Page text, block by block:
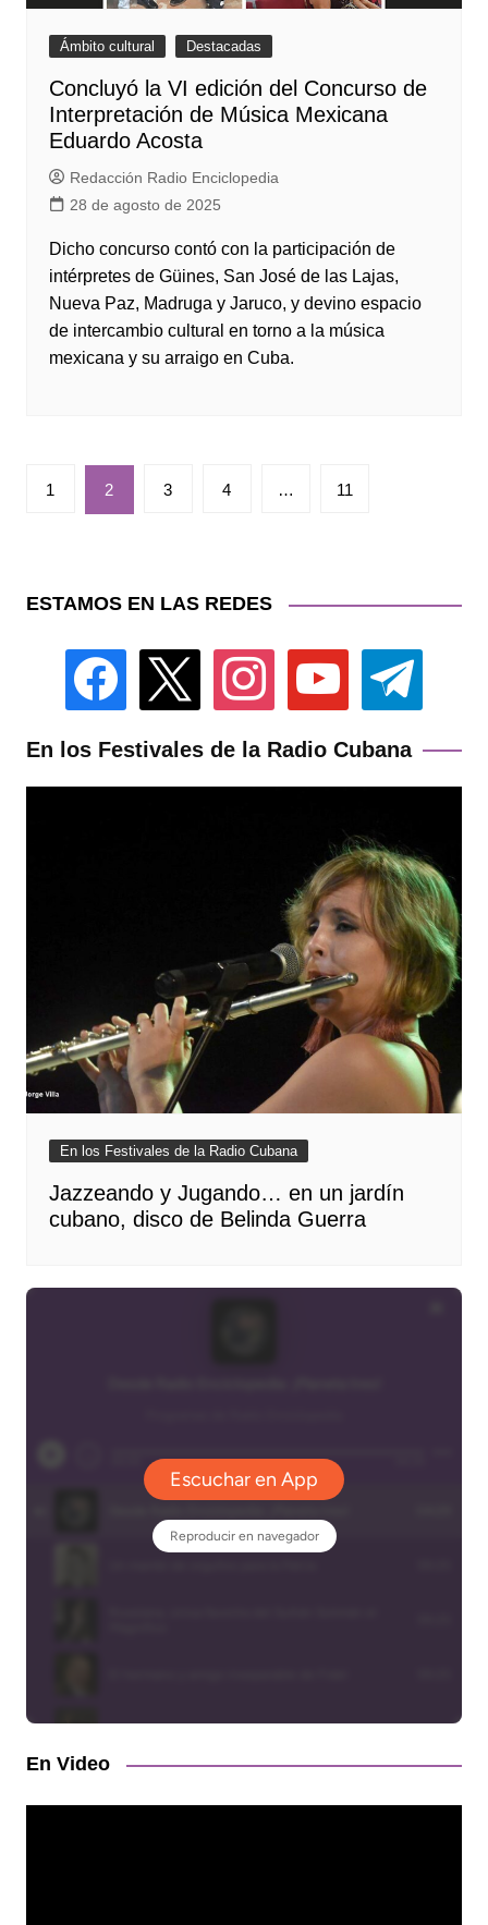
Ámbito cultural Destacadas
Concluyó la VI edición del Concurso de
Interpretación de Música Mexicana
Eduardo Acosta
Redacción Radio Enciclopedia
28 de agosto de 2025
Dicho concurso contó con la participación de
intérpretes de Güines, San José de las Lajas,
Nueva Paz, Madruga y Jaruco, y devino espacio
de intercambio cultural en torno a la música
mexicana y su arraigo en Cuba.
Paginación
1 2 3 4 … 11
ESTAMOS EN LAS REDES
facebook instagram youtube telegram
En los Festivales de la Radio Cubana
En los Festivales de la Radio Cubana
Jazzeando y Jugando… en un jardín
cubano, disco de Belinda Guerra
En Video